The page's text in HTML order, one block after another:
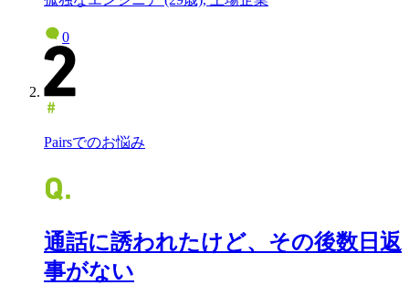
0
Pairsでのお悩み
通話に誘われたけど、その後数日返
事がない